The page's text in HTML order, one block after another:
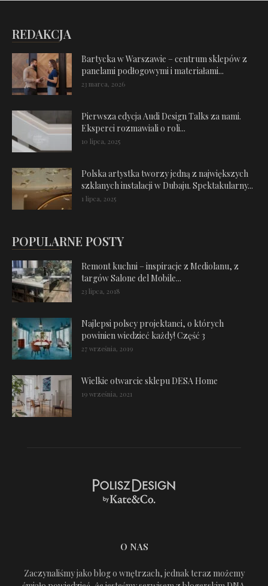
REDAKCJA
Bartycka w Warszawie – centrum sklepów z
panelami podłogowymi i materiałami...
23 marca, 2026
Pierwsza edycja Audi Design Talks za nami.
Eksperci rozmawiali o roli...
10 lipca, 2025
Polska artystka tworzy jedną z największych
szklanych instalacji w Dubaju. Spektakularny...
1 lipca, 2025
POPULARNE POSTY
Remont kuchni – inspiracje z Mediolanu, z
targów Salone del Mobile...
23 lipca, 2018
Najlepsi polscy projektanci, o których
powinien wiedzieć każdy! Część 3
27 września, 2019
Wielkie otwarcie sklepu DESA Home
19 września, 2021
O NAS
Zaczynaliśmy jako blog o wnętrzach, jednak teraz możemy